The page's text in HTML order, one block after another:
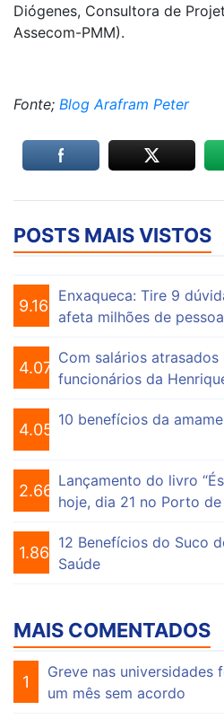
Diógenes, Consultora de
Assecom-PMM).
Fonte; Blog Arafram Peter
POSTS MAIS VISTOS
9.161
Enxaqueca: Tire 9
afeta milhões de
4.076
Com salários atrasados
funcionários da
4.056
10 benefícios da
2.664
Lançamento do livro
hoje, dia 21 no Porto de
1.865
12 Benefícios do Suco
Saúde
MAIS COMENTADOS
1
Greve nas universidades
um mês sem acordo